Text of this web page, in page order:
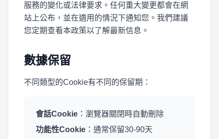
服務的變化或法律要求。任何重大變更都會在網
站上公布，並在適用的情況下通知您。我們建議
您定期查看本政策以了解最新信息。
數據保留
不同類型的Cookie有不同的保留期：
會話Cookie ：瀏覽器關閉時自動刪除
功能性Cookie ：通常保留30-90天